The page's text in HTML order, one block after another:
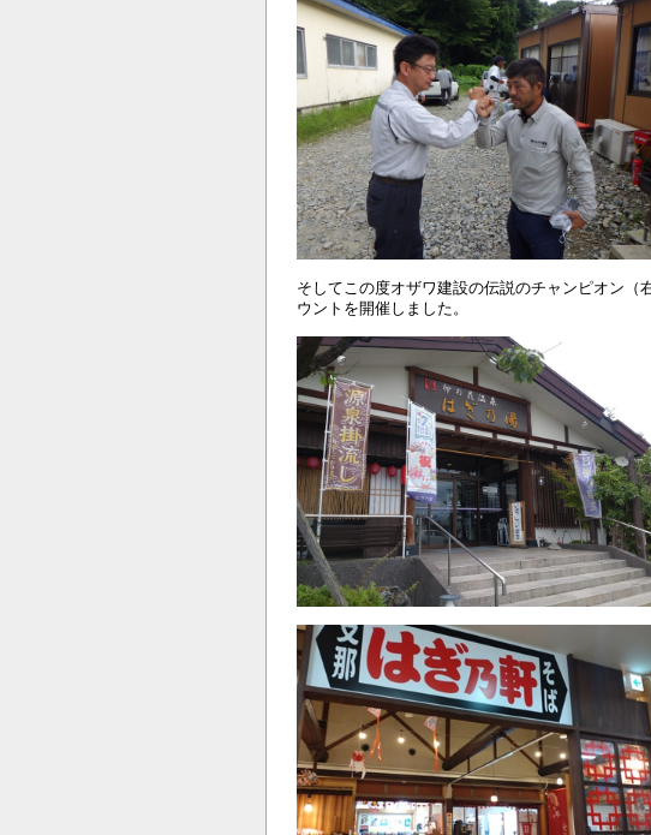
そしてこの度オザワ建設の伝説のチャンピオン（
ウントを開催しました。